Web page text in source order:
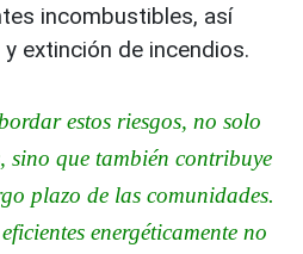
incombustibles, así
extinción de incendios.
estos riesgos, no solo
sino que también contribuye
plazo de las comunidades.
energéticamente no